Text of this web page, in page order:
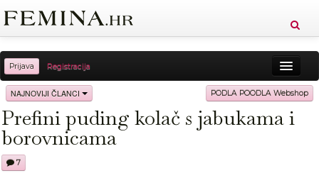
Prijava Registracija
Sreća Zdravlje Vitkost
Moda Ljubav Relax Putovanja Recepti
NAJNOVIJI ČLANCI PODLA POODLA Webshop
Prefini puding kolač s jabukama i
borovnicama
7